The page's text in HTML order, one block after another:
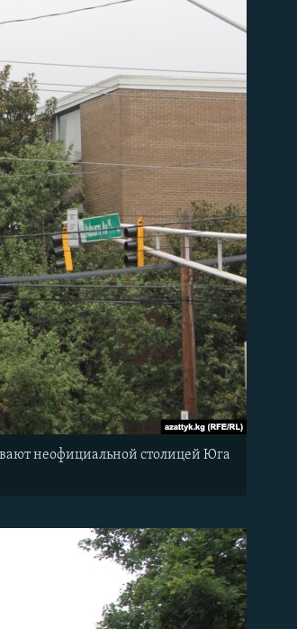
неофициальной столицей Юга